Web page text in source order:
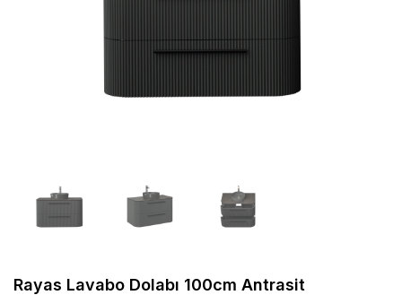
Rayas Lavabo Dolabı 100cm Antrasit